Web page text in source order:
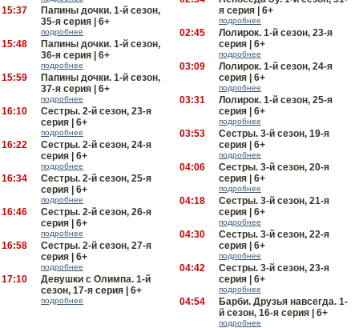
15:37
Папины дочки. 1-й сезон,
35-я серия | 6+
подробнее
15:48
Папины дочки. 1-й сезон,
36-я серия | 6+
подробнее
15:59
Папины дочки. 1-й сезон,
37-я серия | 6+
подробнее
16:10
Сестры. 2-й сезон, 23-я
серия | 6+
подробнее
16:22
Сестры. 2-й сезон, 24-я
серия | 6+
подробнее
16:34
Сестры. 2-й сезон, 25-я
серия | 6+
подробнее
16:46
Сестры. 2-й сезон, 26-я
серия | 6+
подробнее
16:58
Сестры. 2-й сезон, 27-я
серия | 6+
подробнее
17:10
Девушки с Олимпа. 1-й
сезон, 17-я серия | 6+
подробнее
я серия | 6+
подробнее
02:45
Лолирок. 1-й сезон, 23-я
серия | 6+
подробнее
03:09
Лолирок. 1-й сезон, 24-я
серия | 6+
подробнее
03:31
Лолирок. 1-й сезон, 25-я
серия | 6+
подробнее
03:53
Сестры. 3-й сезон, 19-я
серия | 6+
подробнее
04:06
Сестры. 3-й сезон, 20-я
серия | 6+
подробнее
04:18
Сестры. 3-й сезон, 21-я
серия | 6+
подробнее
04:30
Сестры. 3-й сезон, 22-я
серия | 6+
подробнее
04:42
Сестры. 3-й сезон, 23-я
серия | 6+
подробнее
04:54
Барби. Друзья навсегда. 1-
й сезон, 16-я серия | 6+
подробнее